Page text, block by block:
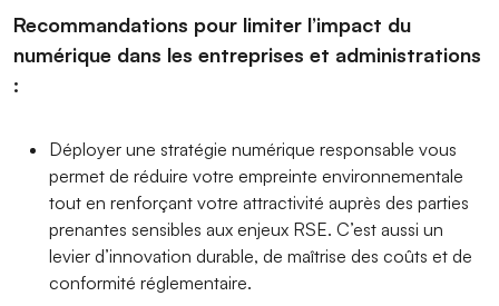
Recommandations pour limiter l’impact du
numérique dans les entreprises et administrations
:
Déployer une stratégie numérique responsable vous
permet de réduire votre empreinte environnementale
tout en renforçant votre attractivité auprès des parties
prenantes sensibles aux enjeux RSE. C’est aussi un
levier d’innovation durable, de maîtrise des coûts et de
conformité réglementaire.